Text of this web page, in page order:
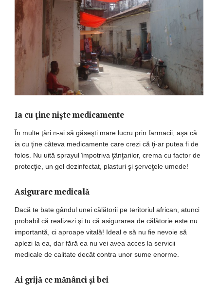
Ia cu ţine nişte medicamente
În multe ţări n-ai să găseşti mare lucru prin farmacii, aşa că
ia cu ţine câteva medicamente care crezi că ţi-ar putea fi de
folos. Nu uită sprayul împotriva ţânţarilor, crema cu factor de
protecţie, un gel dezinfectat, plasturi şi şerveţele umede!
Asigurare medicală
Dacă te bate gândul unei călătorii pe teritoriul african, atunci
probabil că realizezi şi tu că asigurarea de călătorie este nu
importantă, ci aproape vitală! Ideal e să nu fie nevoie să
aplezi la ea, dar fără ea nu vei avea acces la servicii
medicale de calitate decât contra unor sume enorme.
Ai grijă ce mănânci și bei